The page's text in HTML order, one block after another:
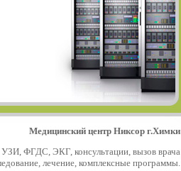
Медицинский центр Никсор г.Химки
ФГДС, ЭКГ, консультации, вызов врача
лечение, комплексные программы.